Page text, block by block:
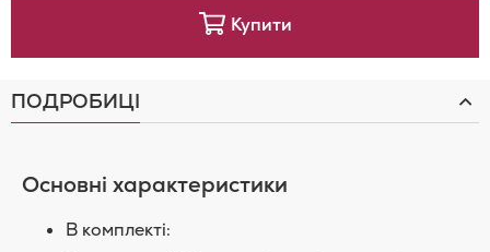
Купити
ПОДРОБИЦІ
Основні характеристики
В комплекті: